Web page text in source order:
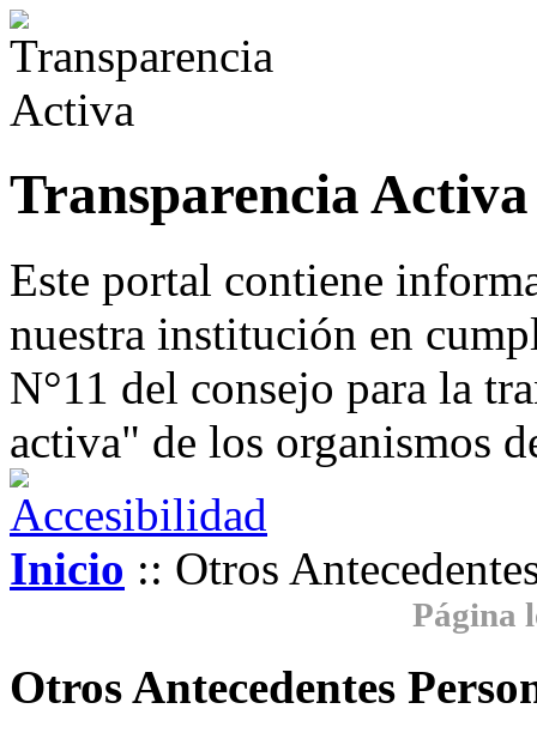
Transparencia Activa
Este portal contiene
nuestra institución en
N°11 del consejo para la
activa" de los organismos
Inicio :: Otros
Página
Otros Antecedentes